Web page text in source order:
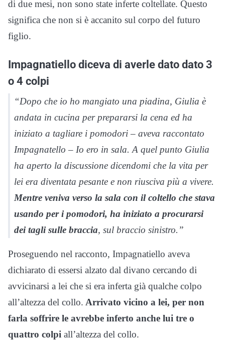
di due mesi, non sono state inferte coltellate. Questo
significa che non si è accanito sul corpo del futuro
figlio.
Impagnatiello diceva di averle dato dato 3
o 4 colpi
“Dopo che io ho mangiato una piadina, Giulia è
andata in cucina per prepararsi la cena ed ha
iniziato a tagliare i pomodori – aveva raccontato
Impagnatello – Io ero in sala. A quel punto Giulia
ha aperto la discussione dicendomi che la vita per
lei era diventata pesante e non riusciva più a vivere.
Mentre veniva verso la sala con il coltello che stava
usando per i pomodori, ha iniziato a procurarsi
dei tagli sulle braccia, sul braccio sinistro.”
Proseguendo nel racconto, Impagnatiello aveva
dichiarato di essersi alzato dal divano cercando di
avvicinarsi a lei che si era inferta già qualche colpo
all’altezza del collo. Arrivato vicino a lei, per non
farla soffrire le avrebbe inferto anche lui tre o
quattro colpi all’altezza del collo.